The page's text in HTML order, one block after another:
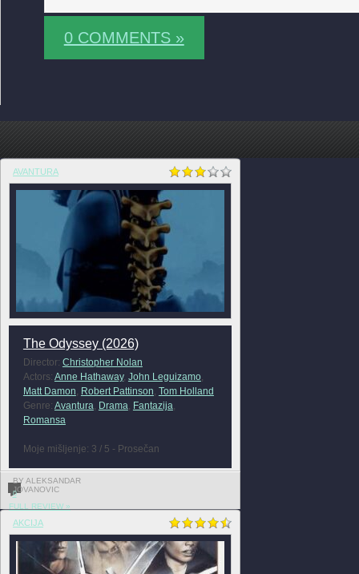
0 COMMENTS »
AVANTURA
The Odyssey (2026)
Director: Christopher Nolan
Actors: Anne Hathaway, John Leguizamo,
Matt Damon, Robert Pattinson, Tom Holland
Genre: Avantura, Drama, Fantazija,
Romansa
Moje mišljenje: 3 / 5 - Prosečan
BY ALEKSANDAR
JOVANOVIC
0
FULL REVIEW »
AKCIJA